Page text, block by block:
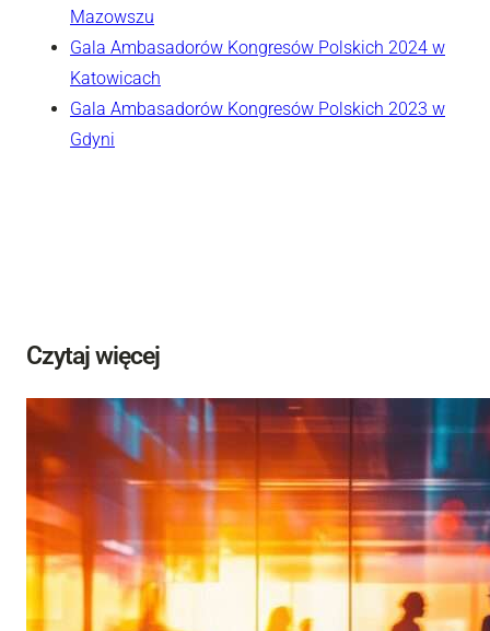
Mazowszu
Gala Ambasadorów Kongresów Polskich 2024 w
Katowicach
Gala Ambasadorów Kongresów Polskich 2023 w
Gdyni
Czytaj więcej